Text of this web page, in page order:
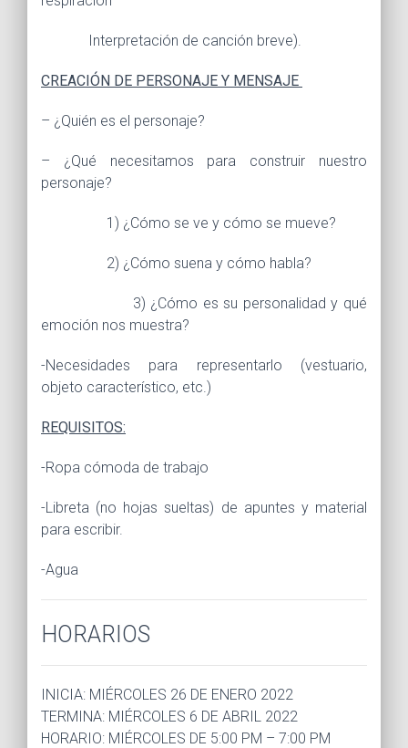
Interpretación de canción breve).
CREACIÓN DE PERSONAJE Y MENSAJE
– ¿Quién es el personaje?
– ¿Qué necesitamos para construir nuestro
personaje?
1) ¿Cómo se ve y cómo se mueve?
2) ¿Cómo suena y cómo habla?
3) ¿Cómo es su personalidad y qué
emoción nos muestra?
-Necesidades para representarlo (vestuario,
objeto característico, etc.)
REQUISITOS:
-Ropa cómoda de trabajo
-Libreta (no hojas sueltas) de apuntes y material
para escribir.
-Agua
HORARIOS
INICIA: MIÉRCOLES 26 DE ENERO 2022
TERMINA: MIÉRCOLES 6 DE ABRIL 2022
HORARIO: MIÉRCOLES DE 5:00 PM – 7:00 PM